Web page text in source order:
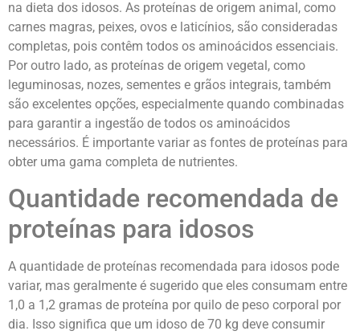
na dieta dos idosos. As proteínas de origem animal, como
carnes magras, peixes, ovos e laticínios, são consideradas
completas, pois contêm todos os aminoácidos essenciais.
Por outro lado, as proteínas de origem vegetal, como
leguminosas, nozes, sementes e grãos integrais, também
são excelentes opções, especialmente quando combinadas
para garantir a ingestão de todos os aminoácidos
necessários. É importante variar as fontes de proteínas para
obter uma gama completa de nutrientes.
Quantidade recomendada de
proteínas para idosos
A quantidade de proteínas recomendada para idosos pode
variar, mas geralmente é sugerido que eles consumam entre
1,0 a 1,2 gramas de proteína por quilo de peso corporal por
dia. Isso significa que um idoso de 70 kg deve consumir